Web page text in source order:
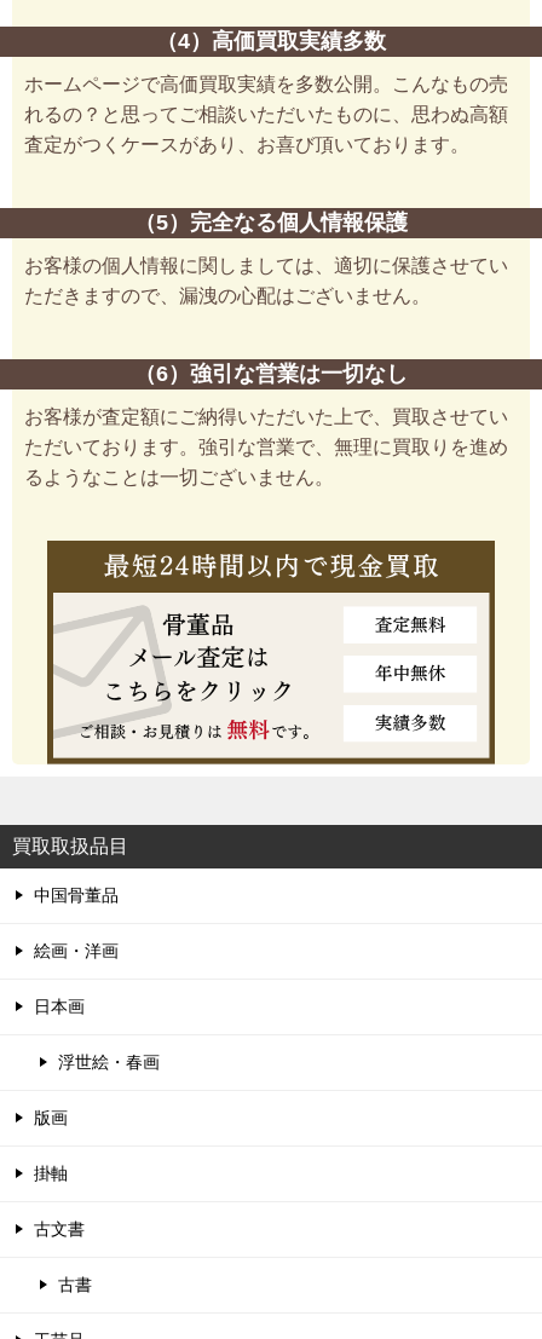
（4）高価買取実績多数
ホームページで高価買取実績を多数公開。こんなもの売
れるの？と思ってご相談いただいたものに、思わぬ高額
査定がつくケースがあり、お喜び頂いております。
（5）完全なる個人情報保護
お客様の個人情報に関しましては、適切に保護させてい
ただきますので、漏洩の心配はございません。
（6）強引な営業は一切なし
お客様が査定額にご納得いただいた上で、買取させてい
ただいております。強引な営業で、無理に買取りを進め
るようなことは一切ございません。
買取取扱品目
中国骨董品
絵画・洋画
日本画
浮世絵・春画
版画
掛軸
古文書
古書